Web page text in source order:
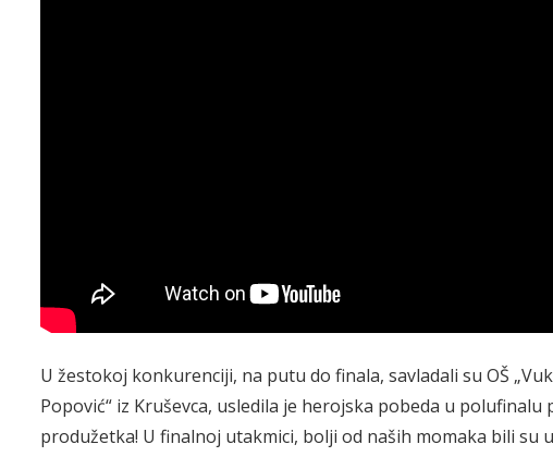
U žestokoj konkurenciji, na putu do finala, savladali su OŠ
Popović“ iz Kruševca, usledila je herojska pobeda u
produžetka! U finalnoj utakmici, bolji od naših momaka bili su